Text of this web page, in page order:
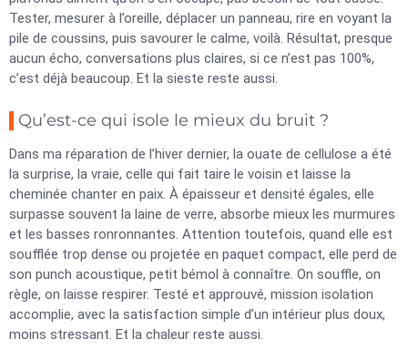
Tester, mesurer à l’oreille, déplacer un panneau, rire en voyant la
pile de coussins, puis savourer le calme, voilà. Résultat, presque
aucun écho, conversations plus claires, si ce n’est pas 100%,
c’est déjà beaucoup. Et la sieste reste aussi.
Qu’est-ce qui isole le mieux du bruit ?
Dans ma réparation de l’hiver dernier, la ouate de cellulose a été
la surprise, la vraie, celle qui fait taire le voisin et laisse la
cheminée chanter en paix. À épaisseur et densité égales, elle
surpasse souvent la laine de verre, absorbe mieux les murmures
et les basses ronronnantes. Attention toutefois, quand elle est
soufflée trop dense ou projetée en paquet compact, elle perd de
son punch acoustique, petit bémol à connaître. On souffle, on
règle, on laisse respirer. Testé et approuvé, mission isolation
accomplie, avec la satisfaction simple d’un intérieur plus doux,
moins stressant. Et la chaleur reste aussi.